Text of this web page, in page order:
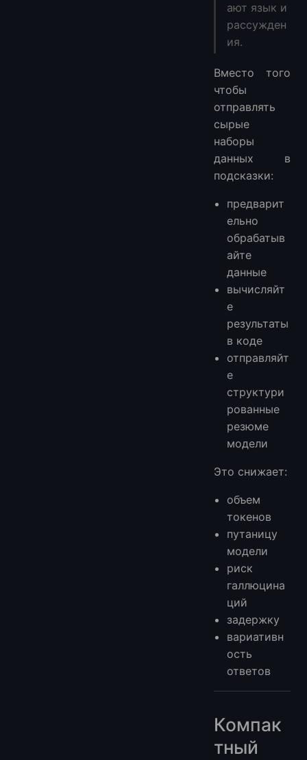
ают язык и
рассужден
ия.
Вместо того
чтобы
отправлять
сырые
наборы
данных в
подсказки:
предварит
ельно
обрабатыв
айте
данные
вычисляйт
е
результаты
в коде
отправляйт
е
структури
рованные
резюме
модели
Это снижает:
объем
токенов
путаницу
модели
риск
галлюцина
ций
задержку
вариативн
ость
ответов
Компак
тный